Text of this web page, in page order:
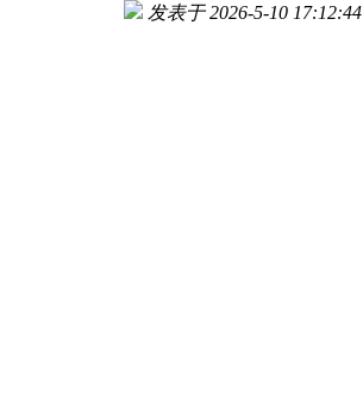
发表于 2026-5-10 17:12:44